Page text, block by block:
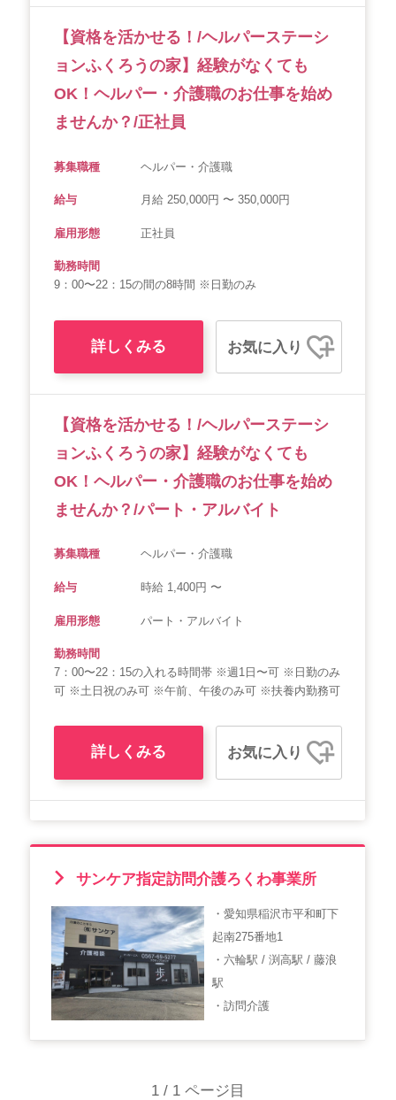
【資格を活かせる！/ヘルパーステーシ
ョンふくろうの家】経験がなくても
OK！ヘルパー・介護職のお仕事を始め
ませんか？/正社員
募集職種 ヘルパー・介護職
給与 月給 250,000円 〜 350,000円
雇用形態 正社員
勤務時間
9：00〜22：15の間の8時間 ※日勤のみ
詳しくみる お気に入り
【資格を活かせる！/ヘルパーステーシ
ョンふくろうの家】経験がなくても
OK！ヘルパー・介護職のお仕事を始め
ませんか？/パート・アルバイト
募集職種 ヘルパー・介護職
給与 時給 1,400円 〜
雇用形態 パート・アルバイト
勤務時間
7：00〜22：15の入れる時間帯 ※週1日〜可 ※日勤のみ
可 ※土日祝のみ可 ※午前、午後のみ可 ※扶養内勤務可
詳しくみる お気に入り
サンケア指定訪問介護ろくわ事業所
・愛知県稲沢市平和町下
起南275番地1
・六輪駅 / 渕高駅 / 藤浪
駅
・訪問介護
1 / 1 ページ目